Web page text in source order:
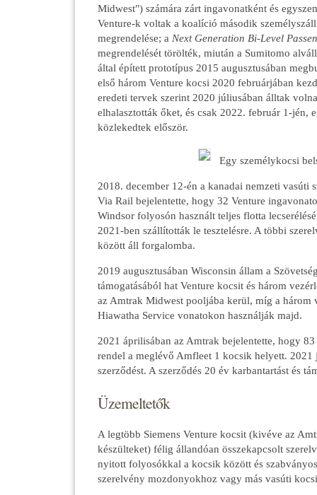
Midwest") számára zárt ingavonatként és
Venture-k voltak a koalíció második
megrendelése; a Next Generation Bi-Level
megrendelését törölték, miután a Sumitomo
által épített prototípus 2015 augusztusában
első három Venture kocsi 2020 februárjában
eredeti tervek szerint 2020 júliusában álltak
elhalasztották őket, és csak 2022. február 1-jén,
közlekedtek először.
Egy személykocsi
2018. december 12-én a kanadai nemzeti vasúti
Via Rail bejelentette, hogy 32 Venture
Windsor folyosón használt teljes flotta
2021-ben szállították le tesztelésre. A többi
között áll forgalomba.
2019 augusztusában Wisconsin állam a
támogatásából hat Venture kocsit és három
az Amtrak Midwest pooljába kerül, míg a három
Hiawatha Service vonatokon használják majd.
2021 áprilisában az Amtrak bejelentette, hogy
rendel a meglévő Amfleet 1 kocsik helyett. 2021
szerződést. A szerződés 20 év karbantartást és
Üzemeltetők
A legtöbb Siemens Venture kocsit (kivéve az
készülteket) félig állandóan összekapcsolt
nyitott folyosókkal a kocsik között és
szerelvény mozdonyokhoz vagy más vasúti